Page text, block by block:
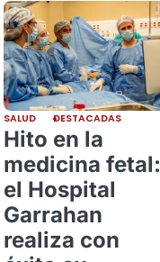
SALUD DESTACADAS
Hito en la
medicina fetal:
el Hospital
Garrahan
realiza con